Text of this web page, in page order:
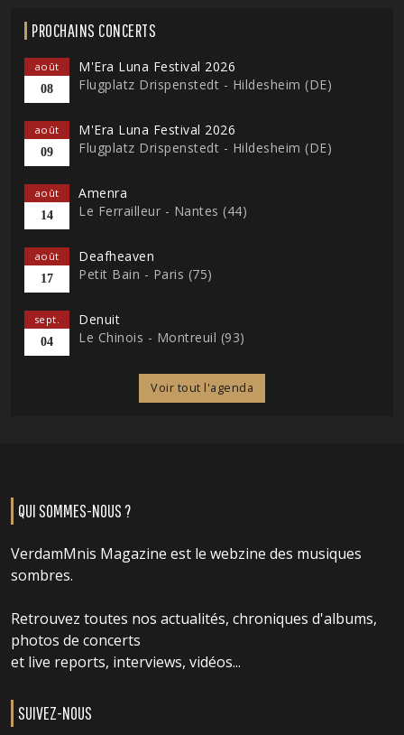
PROCHAINS CONCERTS
août
08
M'Era Luna Festival 2026
Flugplatz Drispenstedt - Hildesheim (DE)
août
09
M'Era Luna Festival 2026
Flugplatz Drispenstedt - Hildesheim (DE)
août
14
Amenra
Le Ferrailleur - Nantes (44)
août
17
Deafheaven
Petit Bain - Paris (75)
sept.
04
Denuit
Le Chinois - Montreuil (93)
Voir tout l'agenda
QUI SOMMES-NOUS ?
VerdamMnis Magazine est le webzine des musiques
sombres.
Retrouvez toutes nos actualités, chroniques d'albums,
photos de concerts
et live reports, interviews, vidéos...
SUIVEZ-NOUS